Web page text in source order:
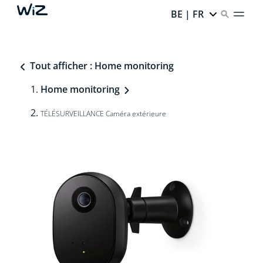
BE | FR
Tout afficher : Home monitoring
Home monitoring
TÉLÉSURVEILLANCE Caméra extérieure